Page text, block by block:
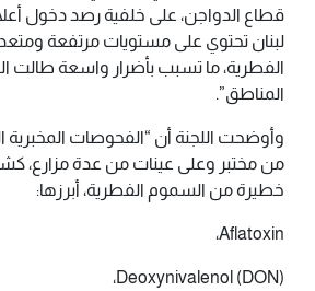
قطاع الدواجن، على خلفية رصد دخول
لبنان تحتوي على مستويات مرتفعة
الفطرية، ما تسبب بأضرار واسعة طالت
المناطق”.
وأوضحت اللجنة أن “الفحوصات المخبرية
من مختبر وعلى عينات من عدة مزارع،
خطيرة من السموم الفطرية، أبرزها:
Aflatoxin،
Deoxynivalenol (DON)،